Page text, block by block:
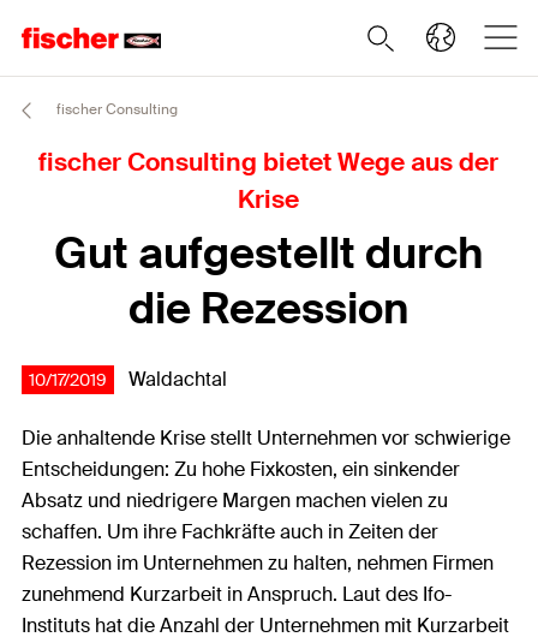
fischer Consulting
fischer Consulting bietet Wege aus der
Krise
Gut aufgestellt durch
die Rezession
10/17/2019 Waldachtal
Die anhaltende Krise stellt Unternehmen vor schwierige
Entscheidungen: Zu hohe Fixkosten, ein sinkender
Absatz und niedrigere Margen machen vielen zu
schaffen. Um ihre Fachkräfte auch in Zeiten der
Rezession im Unternehmen zu halten, nehmen Firmen
zunehmend Kurzarbeit in Anspruch. Laut des Ifo-
Instituts hat die Anzahl der Unternehmen mit Kurzarbeit